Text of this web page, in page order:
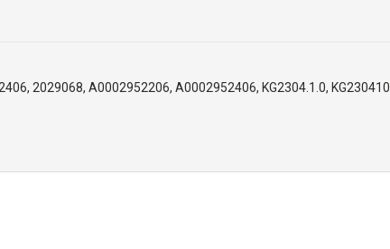
2029068, A0002952206, A0002952406, KG2304.1.0, KG230410